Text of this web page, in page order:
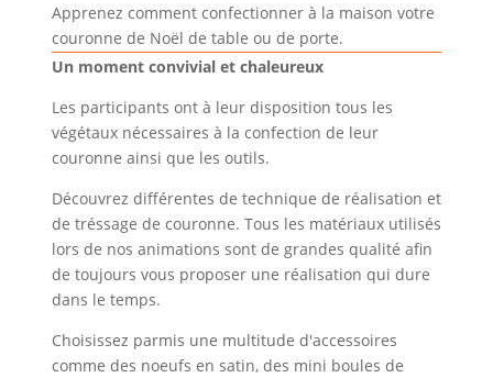
Apprenez comment confectionner à la maison votre
couronne de Noël de table ou de porte.
Un moment convivial et chaleureux
Les participants ont à leur disposition tous les
végétaux nécessaires à la confection de leur
couronne ainsi que les outils.
Découvrez différentes de technique de réalisation et
de tréssage de couronne. Tous les matériaux utilisés
lors de nos animations sont de grandes qualité afin
de toujours vous proposer une réalisation qui dure
dans le temps.
Choisissez parmis une multitude d'accessoires
comme des noeufs en satin, des mini boules de